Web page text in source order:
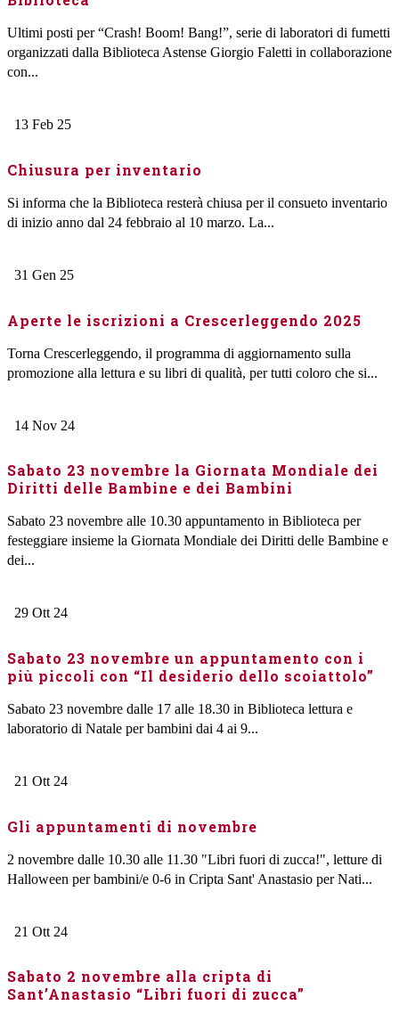
Ultimi posti per “Crash! Boom! Bang!”, serie di laboratori di fumetti
organizzati dalla Biblioteca Astense Giorgio Faletti in collaborazione
con...
13 Feb 25
Chiusura per inventario
Si informa che la Biblioteca resterà chiusa per il consueto inventario
di inizio anno dal 24 febbraio al 10 marzo. La...
31 Gen 25
Aperte le iscrizioni a Crescerleggendo 2025
Torna Crescerleggendo, il programma di aggiornamento sulla
promozione alla lettura e su libri di qualità, per tutti coloro che si...
14 Nov 24
Sabato 23 novembre la Giornata Mondiale dei
Diritti delle Bambine e dei Bambini
Sabato 23 novembre alle 10.30 appuntamento in Biblioteca per
festeggiare insieme la Giornata Mondiale dei Diritti delle Bambine e
dei...
29 Ott 24
Sabato 23 novembre un appuntamento con i
più piccoli con “Il desiderio dello scoiattolo”
Sabato 23 novembre dalle 17 alle 18.30 in Biblioteca lettura e
laboratorio di Natale per bambini dai 4 ai 9...
21 Ott 24
Gli appuntamenti di novembre
2 novembre dalle 10.30 alle 11.30 "Libri fuori di zucca!", letture di
Halloween per bambini/e 0-6 in Cripta Sant' Anastasio per Nati...
21 Ott 24
Sabato 2 novembre alla cripta di
Sant’Anastasio “Libri fuori di zucca”